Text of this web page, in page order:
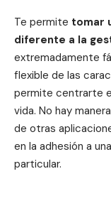
Te permite tomar
diferente a la
extremadamente
flexible de las
permite centrarte
vida. No hay
de otras
en la adhesión a
particular.